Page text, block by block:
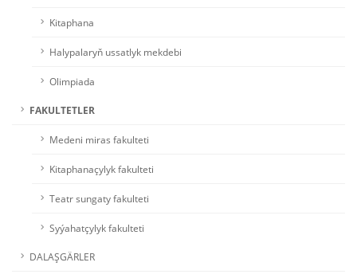
Kitaphana
Halypalaryň ussatlyk mekdebi
Olimpiada
FAKULTETLER
Medeni miras fakulteti
Kitaphanaçylyk fakulteti
Teatr sungaty fakulteti
Syýahatçylyk fakulteti
DALAŞGÄRLER